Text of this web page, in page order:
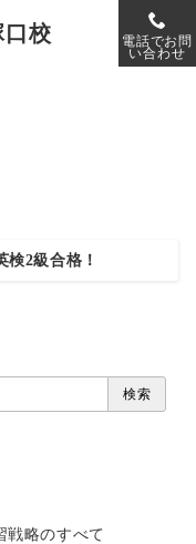
校
電話でお問
い合わせ
検2級合格！
検索
戦略のすべて